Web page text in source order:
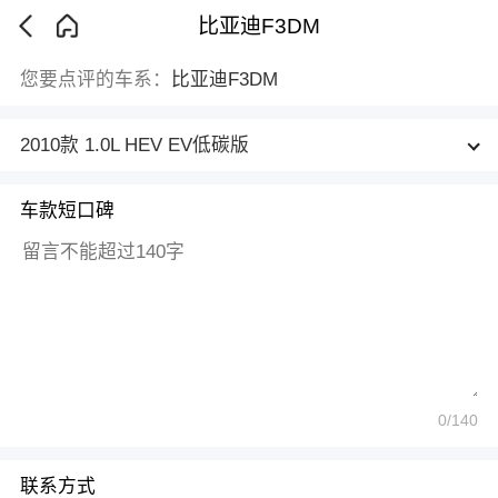
比亚迪F3DM
您要点评的车系： 比亚迪F3DM
2010款 1.0L HEV EV低碳版
车款短口碑
0/140
联系方式